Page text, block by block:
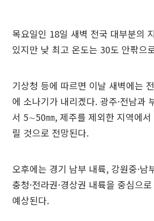
목요일인 18일 새벽 전국 대부분의
있지만 낮 최고 온도는 30도 안팎으
기상청 등에 따르면 이날 새벽에는
에 소나기가 내리겠다. 광주·전남과
서 5∼50㎜, 제주를 제외한 지역에
릴 것으로 전망된다.
오후에는 경기 남부 내륙, 강원중·남
충청·전라권·경상권 내륙을 중심으
예상된다.